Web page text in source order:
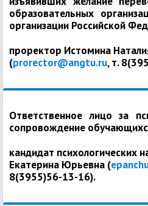
образовательных
организации Российской
проректор Истомина
(prorector@angtu.ru, т.
Ответственное лицо за
сопровождение
кандидат психологических
Екатерина Юрьевна (
8(3955)56-13-16).